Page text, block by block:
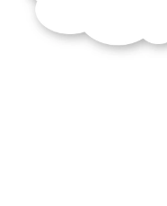
fort